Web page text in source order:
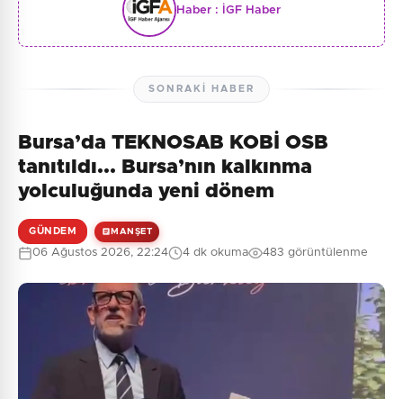
Haber : İGF Haber
SONRAKI HABER
Bursa’da TEKNOSAB KOBİ OSB
tanıtıldı... Bursa’nın kalkınma
yolculuğunda yeni dönem
GÜNDEM MANŞET
06 Ağustos 2026, 22:24 4 dk okuma 483 görüntülenme